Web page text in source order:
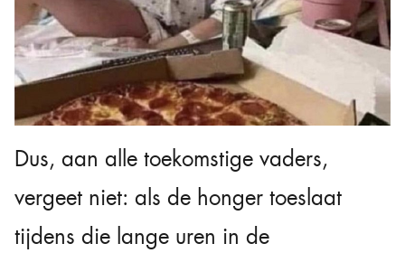
Dus, aan alle toekomstige vaders,
vergeet niet: als de honger toeslaat
tijdens die lange uren in de